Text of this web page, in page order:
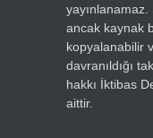
yayınlanamaz.
ancak kaynak
kopyalanabilir
davranıldığı
hakkı İktibas
aittir.